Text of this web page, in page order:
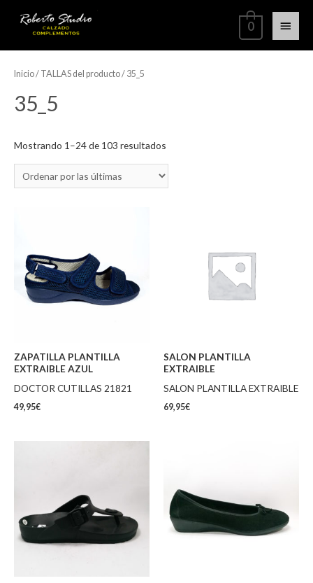
0
Inicio/ TALLAS del producto / 35_5
35_5
Mostrando 1–24 de 103 resultados
ZAPATILLA PLANTILLA
EXTRAIBLE AZUL
DOCTOR CUTILLAS 21821
49,95€
SALON PLANTILLA
EXTRAIBLE
SALON PLANTILLA EXTRAIBLE
69,95€